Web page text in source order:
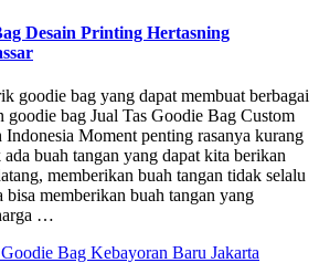
Desain Printing Hertasning
goodie bag yang dapat membuat berbagai
goodie bag Jual Tas Goodie Bag Custom
Moment penting rasanya kurang
buah tangan yang dapat kita berikan
memberikan buah tangan tidak selalu
bisa memberikan buah tangan yang
…